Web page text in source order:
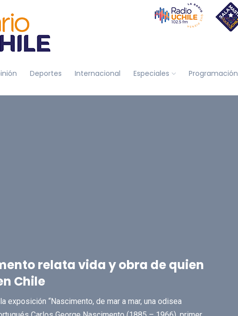
Deportes Internacional Especiales Programación
relata vida y obra de quien
Chile
exposición “Nascimento, de mar a mar, una odisea